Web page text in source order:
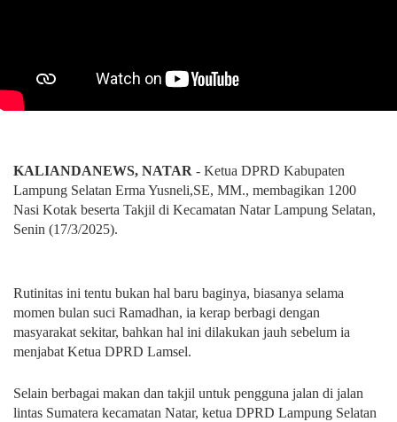
KALIANDANEWS, NATAR - Ketua DPRD Kabupaten
Lampung Selatan Erma Yusneli,SE, MM., membagikan 1200
Nasi Kotak beserta Takjil di Kecamatan Natar Lampung Selatan,
Senin (17/3/2025).
Rutinitas ini tentu bukan hal baru baginya, biasanya selama
momen bulan suci Ramadhan, ia kerap berbagi dengan
masyarakat sekitar, bahkan hal ini dilakukan jauh sebelum ia
menjabat Ketua DPRD Lamsel.
Selain berbagai makan dan takjil untuk pengguna jalan di jalan
lintas Sumatera kecamatan Natar, ketua DPRD Lampung Selatan